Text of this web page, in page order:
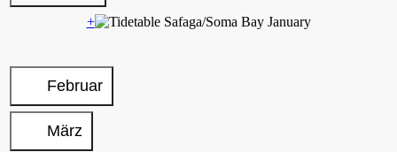
+
Februar
März